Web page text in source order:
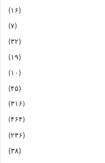
(۱۶)
(۷)
(۳۲)
(۱۹)
(۱۰)
(۴۵)
(۳۱۶)
(۴۶۴)
(۲۳۶)
(۳۸)